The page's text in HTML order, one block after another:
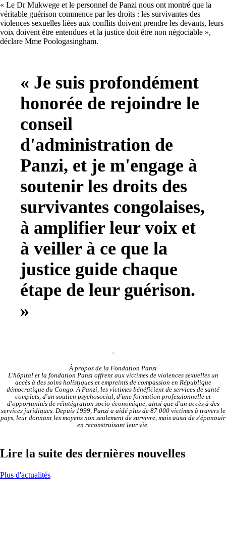
« Le Dr Mukwege et le personnel de Panzi nous ont montré que la
véritable guérison commence par les droits : les survivantes des
violences sexuelles liées aux conflits doivent prendre les devants, leurs
voix doivent être entendues et la justice doit être non négociable »,
déclare Mme Poologasingham.
« Je suis profondément
honorée de rejoindre le
conseil
d'administration de
Panzi, et je m'engage à
soutenir les droits des
survivantes congolaises,
à amplifier leur voix et
à veiller à ce que la
justice guide chaque
étape de leur guérison.
»
-
À propos de la Fondation Panzi
L'hôpital et la fondation Panzi offrent aux victimes de violences sexuelles un
accès à des soins holistiques et empreints de compassion en République
démocratique du Congo. À Panzi, les victimes bénéficient de services de santé
complets, d'un soutien psychosocial, d'une formation professionnelle et
d'opportunités de réintégration socio-économique, ainsi que d'un accès à des
services juridiques. Depuis 1999, Panzi a aidé plus de 87 000 victimes à travers le
pays, leur donnant les moyens non seulement de survivre, mais aussi de s'épanouir
en reconstruisant leur vie.
Lire la suite des dernières nouvelles
Plus d'actualités